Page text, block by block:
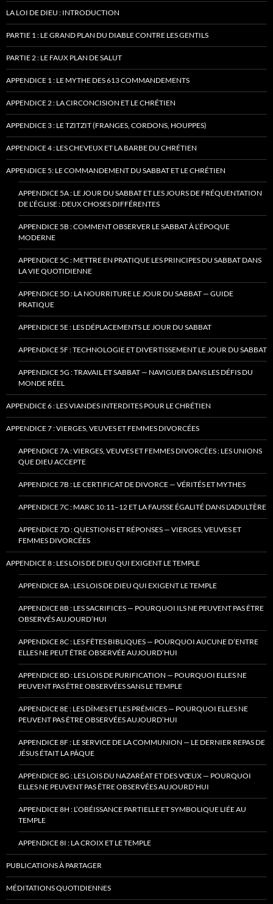
LA LOI DE DIEU : INTRODUCTION
PARTIE 1 : LE GRAND PLAN DU DIABLE CONTRE LES GENTILS
PARTIE 2 : LE FAUX PLAN DE SALUT
APPENDICE 1 : LE MYTHE DES 613 COMMANDEMENTS
APPENDICE 2 : LA CIRCONCISION ET LE CHRÉTIEN
APPENDICE 3 : LE TZITZIT (FRANGES, CORDONS, HOUPPES)
APPENDICE 4 : LES CHEVEUX ET LA BARBE DU CHRÉTIEN
APPENDICE 5: LE COMMANDEMENT DU SABBAT ET LE CHRÉTIEN
APPENDICE 5A : LE JOUR DU SABBAT ET LES JOURS DE FRÉQUENTATION
DE L’ÉGLISE : DEUX CHOSES DIFFÉRENTES
APPENDICE 5B : COMMENT OBSERVER LE SABBAT À L’ÉPOQUE
MODERNE
APPENDICE 5C : METTRE EN PRATIQUE LES PRINCIPES DU SABBAT DANS
LA VIE QUOTIDIENNE
APPENDICE 5D : LA NOURRITURE LE JOUR DU SABBAT — GUIDE
PRATIQUE
APPENDICE 5E : LES DÉPLACEMENTS LE JOUR DU SABBAT
APPENDICE 5F : TECHNOLOGIE ET DIVERTISSEMENT LE JOUR DU SABBAT
APPENDICE 5G : TRAVAIL ET SABBAT — NAVIGUER DANS LES DÉFIS DU
MONDE RÉEL
APPENDICE 6 : LES VIANDES INTERDITES POUR LE CHRÉTIEN
APPENDICE 7 : VIERGES, VEUVES ET FEMMES DIVORCÉES
APPENDICE 7A : VIERGES, VEUVES ET FEMMES DIVORCÉES : LES UNIONS
QUE DIEU ACCEPTE
APPENDICE 7B : LE CERTIFICAT DE DIVORCE — VÉRITÉS ET MYTHES
APPENDICE 7C : MARC 10:11–12 ET LA FAUSSE ÉGALITÉ DANS L’ADULTÈRE
APPENDICE 7D : QUESTIONS ET RÉPONSES — VIERGES, VEUVES ET
FEMMES DIVORCÉES
APPENDICE 8 : LES LOIS DE DIEU QUI EXIGENT LE TEMPLE
APPENDICE 8A : LES LOIS DE DIEU QUI EXIGENT LE TEMPLE
APPENDICE 8B : LES SACRIFICES — POURQUOI ILS NE PEUVENT PAS ÊTRE
OBSERVÉS AUJOURD’HUI
APPENDICE 8C : LES FÊTES BIBLIQUES — POURQUOI AUCUNE D’ENTRE
ELLES NE PEUT ÊTRE OBSERVÉE AUJOURD’HUI
APPENDICE 8D : LES LOIS DE PURIFICATION — POURQUOI ELLES NE
PEUVENT PAS ÊTRE OBSERVÉES SANS LE TEMPLE
APPENDICE 8E : LES DÎMES ET LES PRÉMICES — POURQUOI ELLES NE
PEUVENT PAS ÊTRE OBSERVÉES AUJOURD’HUI
APPENDICE 8F : LE SERVICE DE LA COMMUNION — LE DERNIER REPAS DE
JÉSUS ÉTAIT LA PÂQUE
APPENDICE 8G : LES LOIS DU NAZARÉAT ET DES VŒUX — POURQUOI
ELLES NE PEUVENT PAS ÊTRE OBSERVÉES AUJOURD’HUI
APPENDICE 8H : L’OBÉISSANCE PARTIELLE ET SYMBOLIQUE LIÉE AU
TEMPLE
APPENDICE 8I : LA CROIX ET LE TEMPLE
PUBLICATIONS À PARTAGER
MÉDITATIONS QUOTIDIENNES